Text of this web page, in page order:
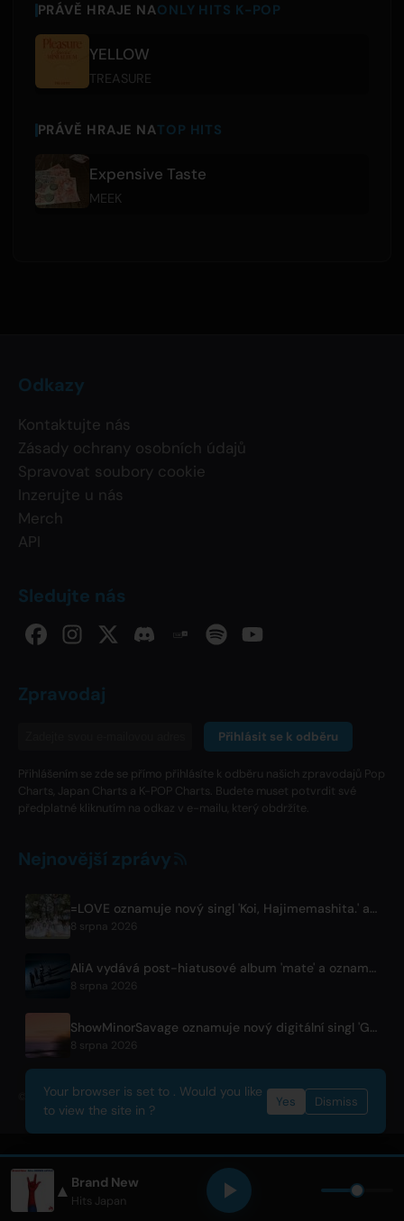
PRÁVĚ HRAJE NAONLY HITS K-POP
YELLOW
TREASURE
PRÁVĚ HRAJE NATOP HITS
Expensive Taste
MEEK
Odkazy
Kontaktujte nás
Zásady ochrany osobních údajů
Spravovat soubory cookie
Inzerujte u nás
Merch
API
Sledujte nás
Zpravodaj
Přihlásit se k odběru
Přihlášením se zde se přímo přihlásíte k odběru našich zpravodajů Pop
Charts, Japan Charts a K-POP Charts. Budete muset potvrdit své
předplatné kliknutím na odkaz v e-mailu, který obdržíte.
Nejnovější zprávy
=LOVE oznamuje nový singl 'Koi, Hajimemashita.' a koncerty v Tokyo Dome
8 srpna 2026
AliA vydává post-hiatusové album 'mate' a oznamuje živák v Tokiu
8 srpna 2026
ShowMinorSavage oznamuje nový digitální singl 'Gradation'
8 srpna 2026
© 2026 OnlyHit. All rights reserved. - Metadata provided byACRCloud
▲ Brand New
APPLE • Only Hits Japan
Your browser is set to . Would you like
to view the site in ?
Yes Dismiss